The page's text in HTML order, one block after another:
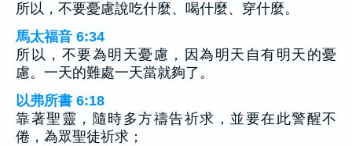
所以，不要憂慮說吃什麼、喝什麼、穿什麼。
馬太福音 6:34
所以，不要為明天憂慮，因為明天自有明天的憂
慮。一天的難處一天當就夠了。
以弗所書 6:18
靠著聖靈，隨時多方禱告祈求，並要在此警醒不
倦，為眾聖徒祈求；